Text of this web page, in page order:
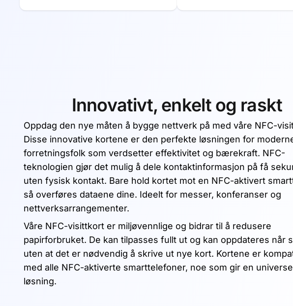
Innovativt, enkelt og raskt
Oppdag den nye måten å bygge nettverk på med våre NFC-
Disse innovative kortene er den perfekte løsningen for
forretningsfolk som verdsetter effektivitet og bærekraft. NFC-
teknologien gjør det mulig å dele kontaktinformasjon på få
uten fysisk kontakt. Bare hold kortet mot en NFC-aktivert
så overføres dataene dine. Ideelt for messer, konferanser og
nettverksarrangementer.
Våre NFC-visittkort er miljøvennlige og bidrar til å redusere
papirforbruket. De kan tilpasses fullt ut og kan oppdateres når
uten at det er nødvendig å skrive ut nye kort. Kortene er
med alle NFC-aktiverte smarttelefoner, noe som gir en
løsning.